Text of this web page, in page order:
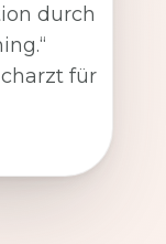
durch
für